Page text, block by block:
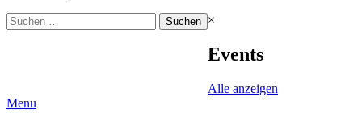
Suchen
nach:
×
Events
Alle anzeigen
Menu